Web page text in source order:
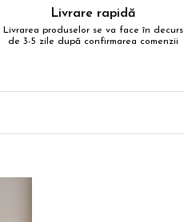
Livrare rapidă
Livrarea produselor se va face în decurs
de 3-5 zile după confirmarea comenzii